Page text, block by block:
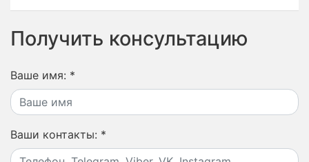
Получить консультацию
Ваше имя: *
Ваши контакты: *